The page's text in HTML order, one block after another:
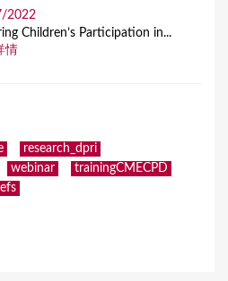
2022
Children’s Participation in...
情
research_dpri
webinar
trainingCMECPD